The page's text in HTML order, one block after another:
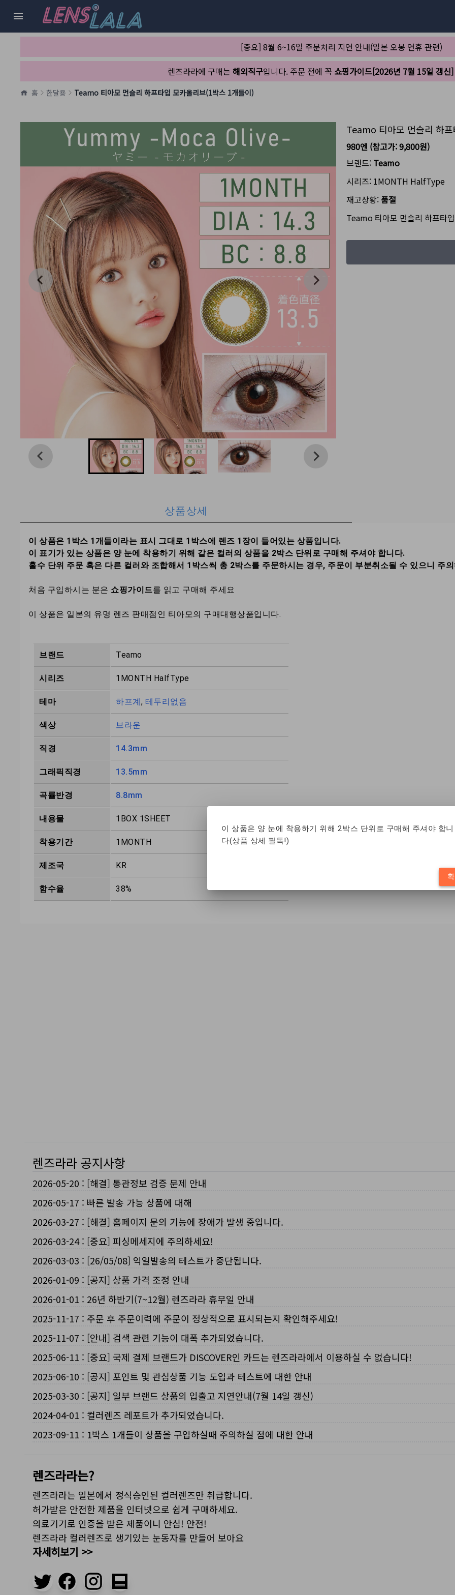
[중요] 8월 6~16일 주문처리 지연 안내(일본 오봉 연휴 관련)
렌즈라라에 구매는 해외직구입니다. 주문 전에 꼭 쇼핑가이드[2026년 7월 15일 갱신]
홈 한달용 Teamo 티아모 먼슬리 하프타입 모카올리브(1박스 1개들이)
Teamo 티아모 먼슬리 하
980엔 (참고가:9,800원)
브랜드: Teamo
시리즈: 1MONTH HalfType
재고상황: 품절
Teamo 티아모 먼슬리 하프타
상품상세
이 상품은 1박스 1개들이라는 표시 그대로 1박스에 렌즈 1장이 들어있는 상품입니다.
이 표기가 있는 상품은 양 눈에 착용하기 위해 같은 컬러의 상품을 2박스 단위로 구매해 주셔야 합니다.
홀수 단위 주문 혹은 다른 컬러와 조합해서 1박스씩 총 2박스를 주문하시는 경우, 주문이 부분취소될 수 있으니 주
처음 구입하시는 분은 쇼핑가이드를 읽고 구매해 주세요
이 상품은 일본의 유명 렌즈 판매점인 티아모의 구매대행상품입니다.
브랜드 Teamo
시리즈 1MONTH HalfType
테마 하프계, 테두리없음
색상 브라운
직경 14.3mm
그래픽직경 13.5mm
곡률반경 8.8mm
내용물 1BOX 1SHEET
착용기간 1MONTH
제조국 KR
함수율 38%
렌즈라라 공지사항
2026-05-20 : [해결] 통관정보 검증 문제 안내
2026-05-17 : 빠른 발송 가능 상품에 대해
2026-03-27 : [해결] 홈페이지 문의 기능에 장애가 발생 중입니다.
2026-03-24: [중요] 피싱메세지에 주의하세요!
2026-03-03 : [26/05/08] 익일발송의 테스트가 중단됩니다.
2026-01-09 : [공지] 상품 가격 조정 안내
2026-01-01 : 26년 하반기(7~12월) 렌즈라라 휴무일 안내
2025-11-17 : 주문 후 주문이력에 주문이 정상적으로 표시되는지 확인해주세요!
2025-11-07 : [안내] 검색 관련 기능이 대폭 추가되었습니다.
2025-06-11 : [중요] 국제 결제 브랜드가 DISCOVER인 카드는 렌즈라라에서 이용하실 수 없습니다!
2025-06-10 : [공지] 포인트 및 관심상품 기능 도입과 테스트에 대한 안내
2025-03-30 : [공지] 일부 브랜드 상품의 입출고 지연안내(7월 14일 갱신)
2024-04-01 : 컬러렌즈 레포트가 추가되었습니다.
2023-09-11 : 1박스 1개들이 상품을 구입하실때 주의하실 점에 대한 안내
렌즈라라는?
렌즈라라는 일본에서 정식승인된 컬러렌즈만 취급합니다.
허가받은 안전한 제품을 인터넷으로 쉽게 구매하세요.
의료기기로 인증을 받은 제품이니 안심! 안전!
렌즈라라 컬러렌즈로 생기있는 눈동자를 만들어 보아요
자세히보기 >>
이 상품은 양 눈에 착용하기 위해 2박스 단위로 구매해 주셔야 합니
다(상품 상세 필독!)